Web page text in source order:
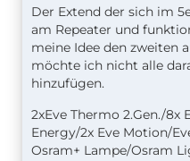
Der Extend der sich im
am Repeater und
meine Idee den zweiten
möchte ich nicht alle
hinzufügen.
2xEve Thermo 2.Gen./8x
Energy/2x Eve Motion/
Osram+ Lampe/Osram